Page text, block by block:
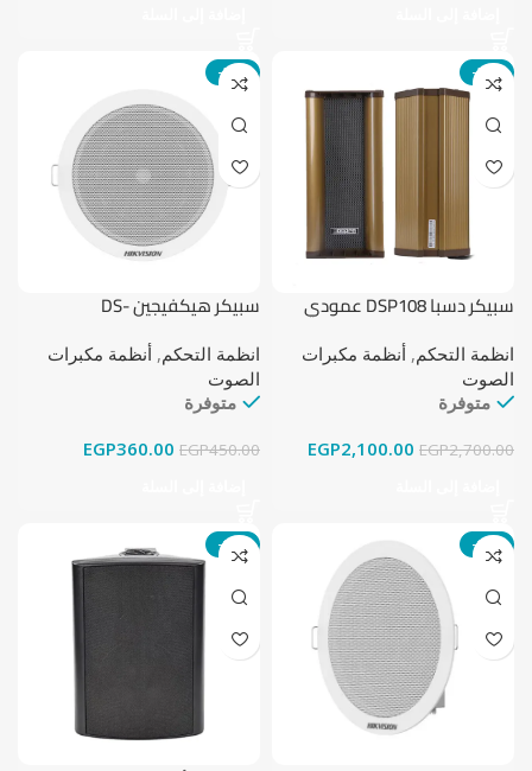
-22%
سبيكر دسبا DSP108 عمودي
10 واط
انظمة التحكم, أنظمة مكبرات
الصوت
متوفرة
EGP2,700.00
EGP2,100.00
-20%
سبيكر هيكفيجين DS-
انظمة التحكم, أنظمة مكبرات
الصوت
متوفرة
EGP450.00
EGP360.00
-17%
-17%